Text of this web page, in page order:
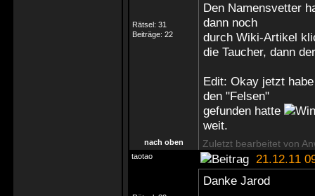
Rätsel: 31
Beiträge: 22
Den Namensvetter
dann noch
durch Wiki-Artikel
die Taucher, dann
Edit: Okay jetzt
den "Felsen"
gefunden hatte
weit.
nach oben Zuletzt bearbeitet von
taotao 21.12.11
Danke Jarod